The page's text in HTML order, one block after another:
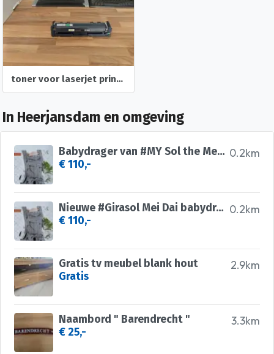
toner voor laserjet printer
In Heerjansdam en omgeving
0.2km
Babydrager van #MY Sol the Meh Dai van #GIRASOL, grijs
€ 110,-
0.2km
Nieuwe #Girasol Mei Dai babydraagzak / grijs, zwart
€ 110,-
2.9km
Gratis tv meubel blank hout
Gratis
3.3km
Naambord " Barendrecht "
€ 25,-